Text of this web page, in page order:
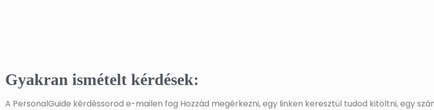
Gyakran ismételt kérdések:
A PersonalGuide kérdéssorod e-mailen fog Hozzád megérkezni, egy linken keresztül tudod kitöltni, egy